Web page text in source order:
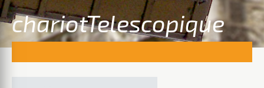
chariotTelescopique